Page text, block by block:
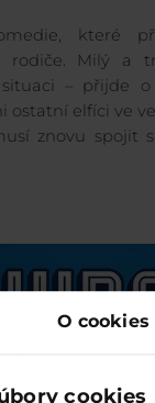
O cookies
cookies
které
Milý a
– přijde o
ostatní elfíci ve
znovu spojit